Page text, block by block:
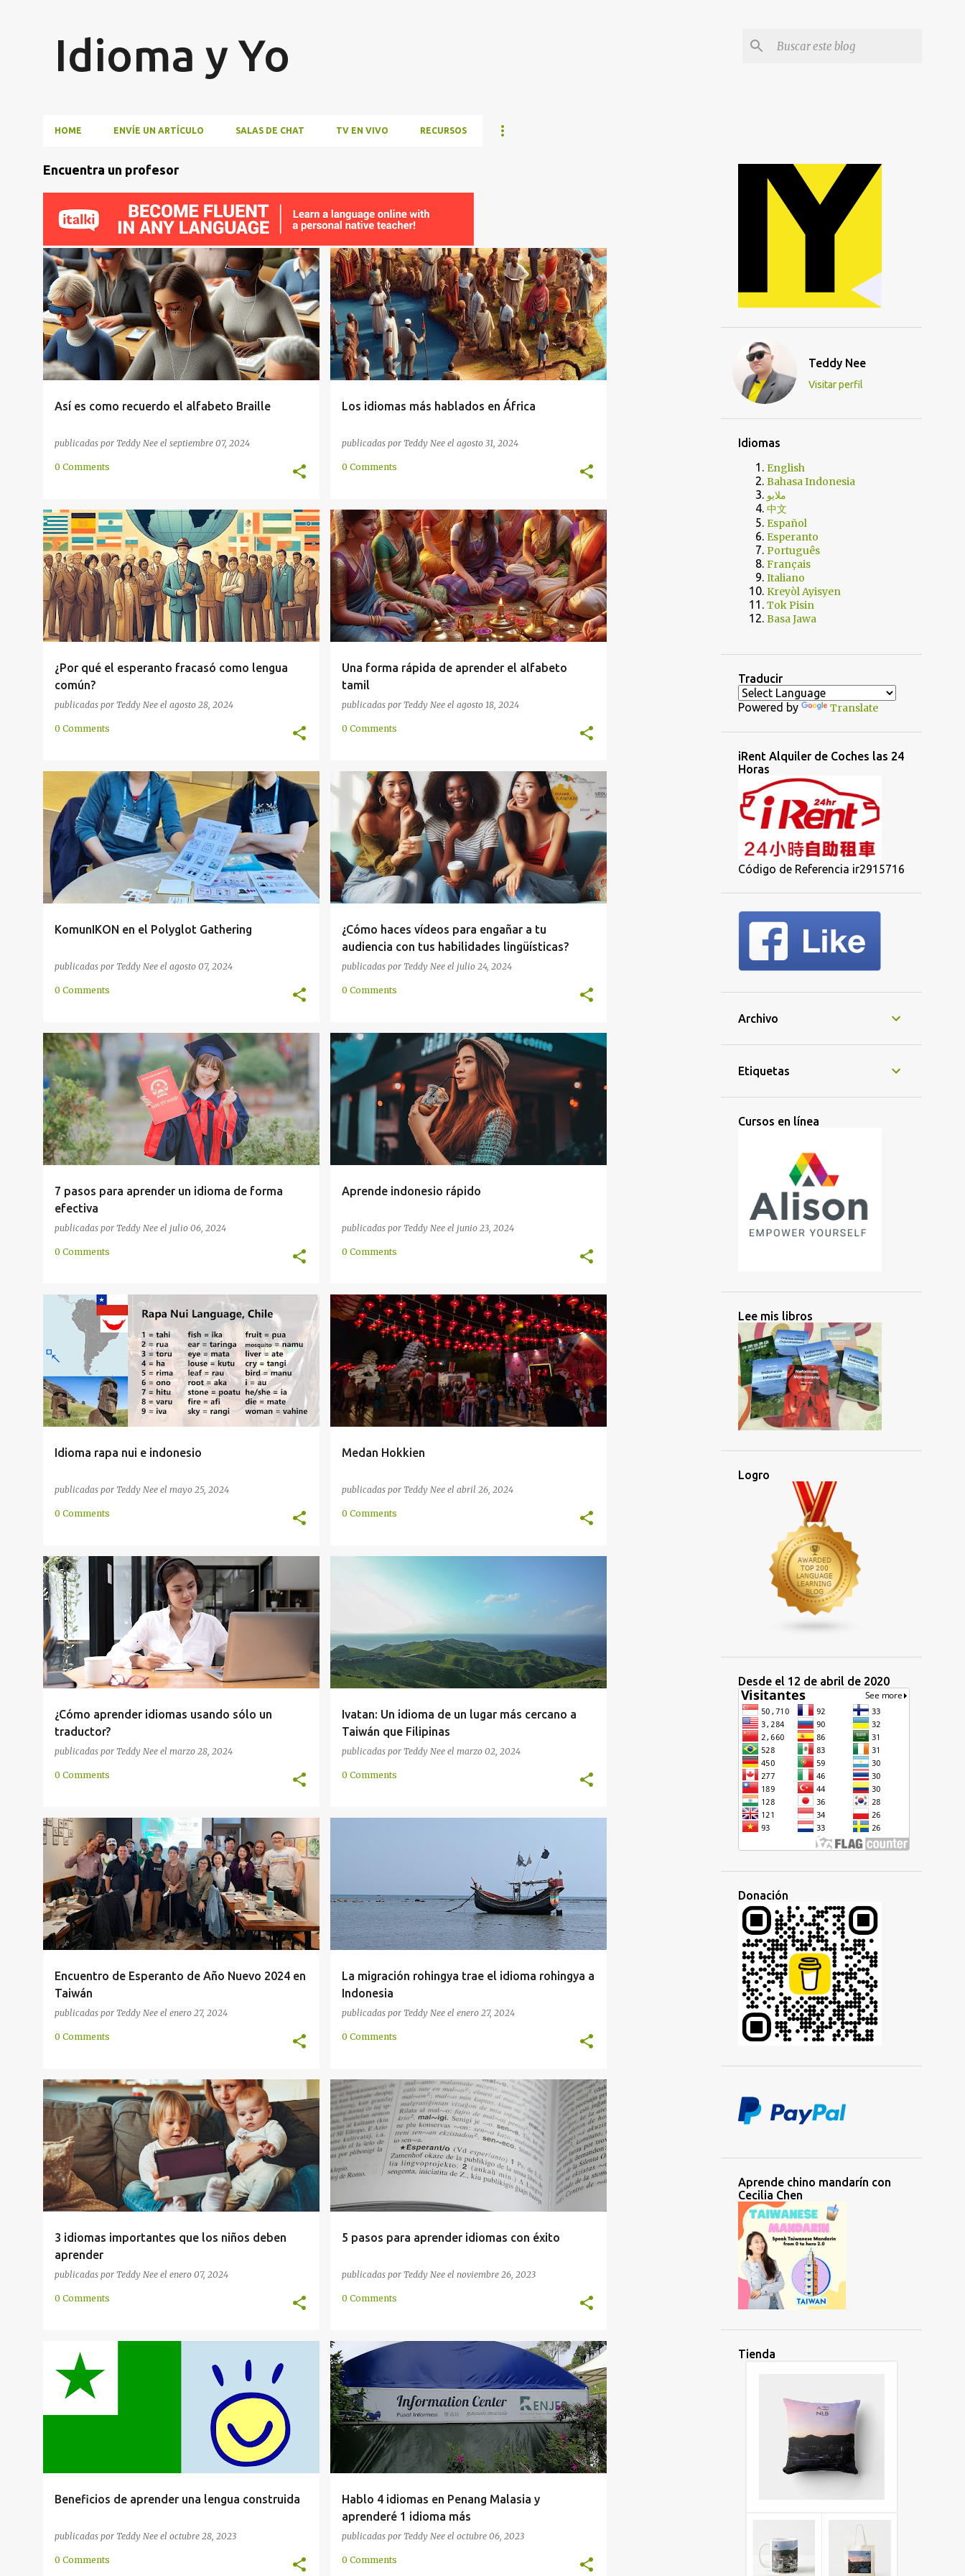
Idioma y Yo
HOME ENVÍE UN ARTÍCULO SALAS DE CHAT TV EN VIVO RECURSOS
E
n
a
d
a
s
Encuentra un profesor
Así es como recuerdo el alfabeto Braille
publicadas por Teddy Nee el septiembre 07, 2024
ESCRITURA INTRODUCCIÓN MEMORIZACIÓN
MÉTODO +
TACTO
0 Comments
Los idiomas más hablados en África
publicadas por Teddy Nee el agosto 31, 2024
ÁFRICA ÁRABE COMUNIDAD CULTURA NIGERIA
+
SWAHILI
0 Comments
¿Por qué el esperanto fracasó como lengua
común?
publicadas por Teddy Nee el agosto 28, 2024
ARTIFICIAL COMUNICACIÓN COMUNIDAD CULTURA
EUROPA GLOBAL +
INTERNACIONAL
0 Comments
Una forma rápida de aprender el alfabeto
tamil
publicadas por Teddy Nee el agosto 18, 2024
ANTIGUO BRAHMI ESCRITURA INDIO LECTURA
MÉTODO +
TAMIL
0 Comments
KomunIKON en el Polyglot Gathering
publicadas por Teddy Nee el agosto 07, 2024
COMUNIDAD ENCUENTRO
INTERNACIONAL PRESENTACIÓN VISUAL
0 Comments
¿Cómo haces vídeos para engañar a tu
audiencia con tus habilidades lingüísticas?
publicadas por Teddy Nee el julio 24, 2024
EN LÍNEA HABLAR IDIOMA MÉTODO
MULTILINGÜE POLÍGLOTA VIDEO
0 Comments
7 pasos para aprender un idioma de forma
efectiva
publicadas por Teddy Nee el julio 06, 2024
APRENDIZAJE EN LÍNEA METODOLOGÍA
MULTILINGÜE MULTILINGÜISMO RECURSOS
0 Comments
Aprende indonesio rápido
publicadas por Teddy Nee el junio 23, 2024
AUSTRONESIO BRUNEI GLOBAL INDONESIA
0 Comments
Idioma rapa nui e indonesio
publicadas por Teddy Nee el mayo 25, 2024
AMÉRICA DEL SUR AUSTRONESIO CHILE
0 Comments
Medan Hokkien
publicadas por Teddy Nee el abril 26, 2024
CHINA CHINO COMUNICACIÓN COMUNIDAD +
0 Comments
¿Cómo aprender idiomas usando sólo un
traductor?
publicadas por Teddy Nee el marzo 28, 2024
EN LÍNEA ESTUDIO GRAMÁTICA MÉTODO
TRADUCTOR
0 Comments
Ivatan: Un idioma de un lugar más cercano a
Taiwán que Filipinas
publicadas por Teddy Nee el marzo 02, 2024
0 Comments
Encuentro de Esperanto de Año Nuevo 2024 en
Taiwán
publicadas por Teddy Nee el enero 27, 2024
COMUNIDAD ENCUENTRO FIESTA INTERNACIONAL
PINGTUNG PRESENTACIÓN +
TAIWÁN
0 Comments
La migración rohingya trae el idioma rohingya a
Indonesia
publicadas por Teddy Nee el enero 27, 2024
0 Comments
3 idiomas importantes que los niños deben
aprender
publicadas por Teddy Nee el enero 07, 2024
COMUNICACIÓN COMUNIDAD DESARROLLO ÉTNIA
IDENTIDAD INTERNACIONAL LINGÜÍSTICA
OFICIAL
0 Comments
5 pasos para aprender idiomas con éxito
publicadas por Teddy Nee el noviembre 26, 2023
EN LÍNEA ESTUDIO EXAMEN IDIOMA MÉTODO
0 Comments
Beneficios de aprender una lengua construida
publicadas por Teddy Nee el octubre 28, 2023
CONSTRUIDO HISTORIA
0 Comments
Hablo 4 idiomas en Penang Malasia y
aprenderé 1 idioma más
publicadas por Teddy Nee el octubre 06, 2023
+4
0 Comments
Teddy Nee
Visitar perfil
Idiomas
English
Bahasa Indonesia
ملايو
中文
Español
Esperanto
Português
Français
Italiano
Kreyòl Ayisyen
Tok Pisin
Basa Jawa
Traducir
Powered by Translate
iRent Alquiler de Coches las 24
Horas
Código de Referencia ir2915716
Archivo
Etiquetas
Cursos en línea
Lee mis libros
Logro
Desde el 12 de abril de 2020
Donación
Aprende chino mandarín con
Cecilia Chen
Tienda